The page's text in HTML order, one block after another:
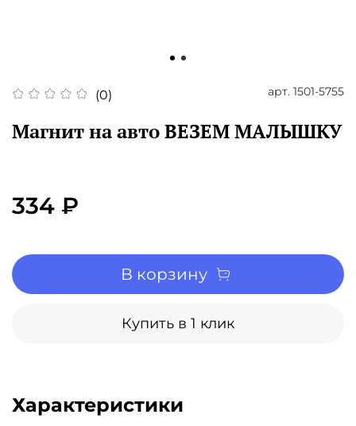
(0) арт. 1501-5755
Магнит на авто ВЕЗЕМ МАЛЫШКУ
334 ₽
В корзину
Купить в 1 клик
Характеристики